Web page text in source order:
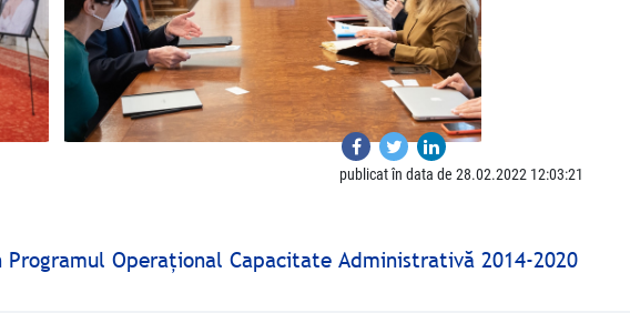
publicat în data de 28.02.2022 12:03:21
Operaţional Capacitate Administrativă 2014-2020